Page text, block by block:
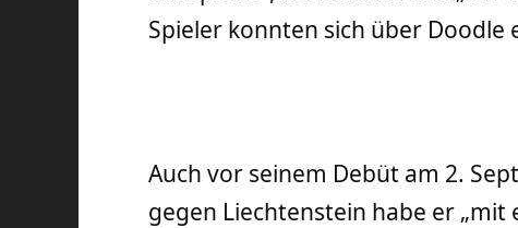
Spieler konnten sich über Doodle
Auch vor seinem Debüt am 2.
gegen Liechtenstein habe er